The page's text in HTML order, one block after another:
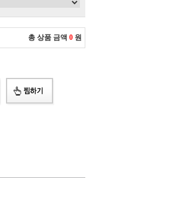
총 상품 금액 0 원